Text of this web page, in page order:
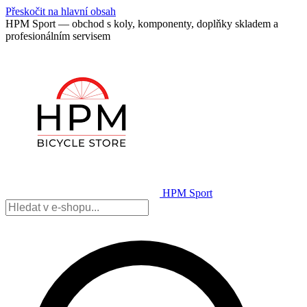
Přeskočit na hlavní obsah
HPM Sport — obchod s koly, komponenty, doplňky skladem a
profesionálním servisem
HPM Sport